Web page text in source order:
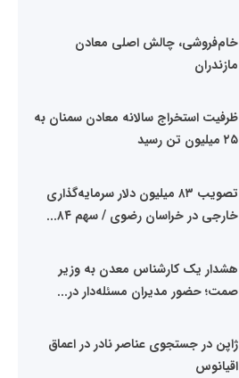
خام‌فروشی، چالش اصلی معادن
مازندران
ظرفیت استخراج سالانه معادن سمنان به
۲۵ میلیون تن رسید
تصویب ۸۳ میلیون دلار سرمایه‌گذاری
خارجی در خراسان رضوی / سهم ۸۴...
هشدار یک کارشناس معدن به وزیر
صمت؛ حضور مدیران مسئله‌دار در...
ژاپن در جستجوی عناصر نادر در اعماق
اقیانوس